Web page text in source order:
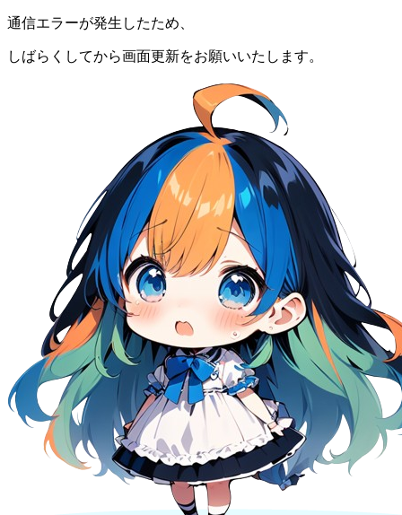
通信エラーが発生したため、
しばらくしてから画面更新をお願いいたします。